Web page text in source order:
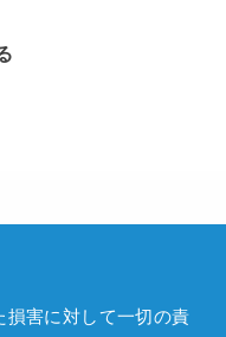
損害に対して一切の責